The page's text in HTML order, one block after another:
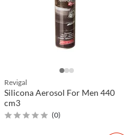
Revigal
Silicona Aerosol For Men 440
cm3
(0)